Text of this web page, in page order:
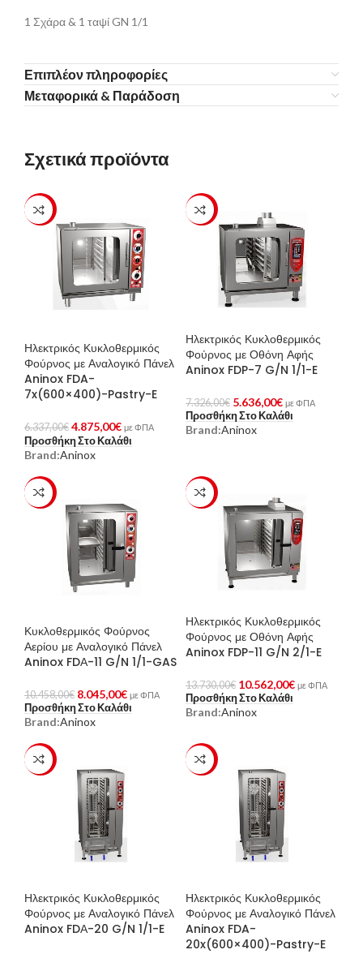
1 Σχάρα & 1 ταψί GN 1/1
Επιπλέον πληροφορίες
Μεταφορικά & Παράδοση
Σχετικά προϊόντα
-23%
Ηλεκτρικός Κυκλοθερμικός
Φούρνος με Αναλογικό Πάνελ
Aninox FDA-
7x(600×400)-Pastry-E
6.337,00€ 4.875,00€ με ΦΠΑ
Προσθήκη Στο Καλάθι
Brand:Aninox
-23%
Ηλεκτρικός Κυκλοθερμικός
Φούρνος με Οθόνη Αφής
Aninox FDP-7 G/N 1/1-E
7.326,00€ 5.636,00€ με ΦΠΑ
Προσθήκη Στο Καλάθι
Brand:Aninox
-23%
Κυκλοθερμικός Φούρνος
Αερίου με Αναλογικό Πάνελ
Aninox FDΑ-11 G/N 1/1-GAS
10.458,00€ 8.045,00€ με ΦΠΑ
Προσθήκη Στο Καλάθι
Brand:Aninox
-23%
Ηλεκτρικός Κυκλοθερμικός
Φούρνος με Οθόνη Αφής
Aninox FDP-11 G/N 2/1-E
13.730,00€ 10.562,00€ με ΦΠΑ
Προσθήκη Στο Καλάθι
Brand:Aninox
-23%
Ηλεκτρικός Κυκλοθερμικός
Φούρνος με Αναλογικό Πάνελ
Aninox FDΑ-20 G/N 1/1-E
-23%
Ηλεκτρικός Κυκλοθερμικός
Φούρνος με Αναλογικό Πάνελ
Aninox FDA-
20x(600×400)-Pastry-E